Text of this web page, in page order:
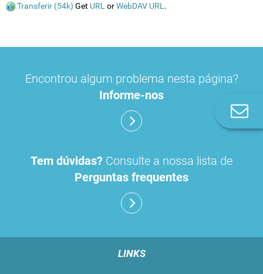
Transferir (54k) Get URL orWebDAV URL .
Encontrou algum problema nesta página?
Informe-nos
Tem dúvidas? Consulte a nossa lista de
Perguntas frequentes
LINKS